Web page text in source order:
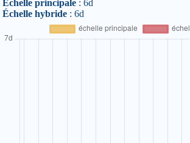
Échelle principale : 6d
Échelle hybride : 6d